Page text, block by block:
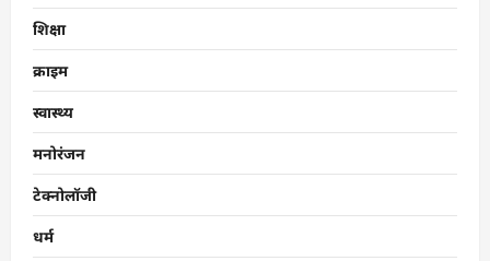
शिक्षा
क्राइम
स्वास्थ्य
मनोरंजन
टेक्नोलॉजी
धर्म